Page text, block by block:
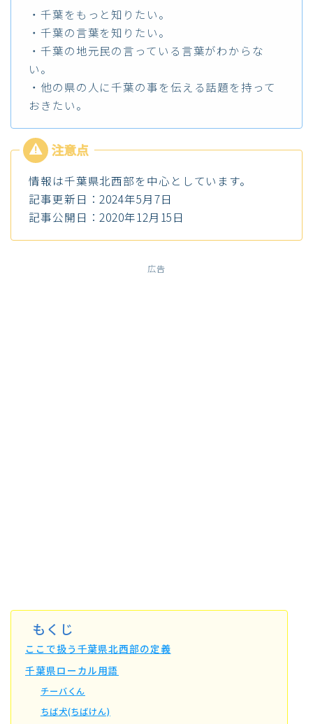
・千葉をもっと知りたい。
・千葉の言葉を知りたい。
・千葉の地元民の言っている言葉がわからな
い。
・他の県の人に千葉の事を伝える話題を持って
おきたい。
情報は千葉県北西部を中心としています。
記事更新日：2024年5月7日
記事公開日：2020年12月15日
広告
もくじ
ここで扱う千葉県北西部の定義
千葉県ローカル用語
チーバくん
ちば犬(ちばけん)